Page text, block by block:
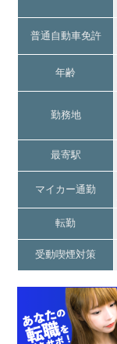
普通自動車免許
年齢
勤務地
最寄駅
マイカー通勤
転勤
受動喫煙対策